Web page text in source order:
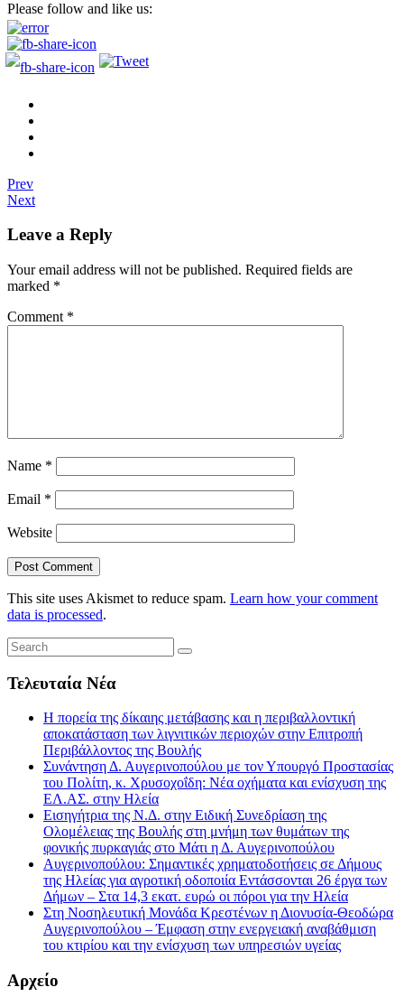
Please follow and like us:
Prev
Next
Leave a Reply
Your email address will not be published. Required fields are
marked *
Comment *
Name *
Email *
Website
This site uses Akismet to reduce spam. Learn how your comment
data is processed.
Τελευταία Νέα
Η πορεία της δίκαιης μετάβασης και η περιβαλλοντική
αποκατάσταση των λιγνιτικών περιοχών στην Επιτροπή
Περιβάλλοντος της Βουλής
Συνάντηση Δ. Αυγερινοπούλου με τον Υπουργό Προστασίας
του Πολίτη, κ. Χρυσοχοΐδη: Νέα οχήματα και ενίσχυση της
ΕΛ.ΑΣ. στην Ηλεία
Εισηγήτρια της Ν.Δ. στην Ειδική Συνεδρίαση της
Ολομέλειας της Βουλής στη μνήμη των θυμάτων της
φονικής πυρκαγιάς στο Μάτι η Δ. Αυγερινοπούλου
Αυγερινοπούλου: Σημαντικές χρηματοδοτήσεις σε Δήμους
της Ηλείας για αγροτική οδοποιία Εντάσσονται 26 έργα των
Δήμων – Στα 14,3 εκατ. ευρώ οι πόροι για την Ηλεία
Στη Νοσηλευτική Μονάδα Κρεστένων η Διονυσία-Θεοδώρα
Αυγερινοπούλου – Έμφαση στην ενεργειακή αναβάθμιση
του κτιρίου και την ενίσχυση των υπηρεσιών υγείας
Αρχείο